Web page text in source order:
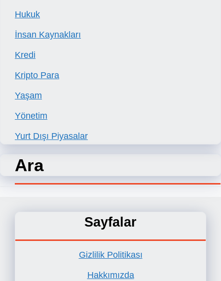
Hukuk
İnsan Kaynakları
Kredi
Kripto Para
Yaşam
Yönetim
Yurt Dışı Piyasalar
Ara
Sayfalar
Gizlilik Politikası
Hakkımızda